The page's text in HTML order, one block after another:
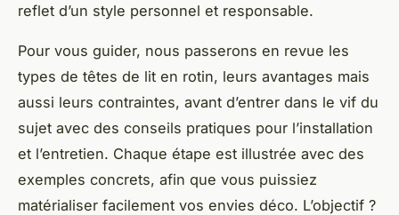
reflet d’un style personnel et responsable.
Pour vous guider, nous passerons en revue les
types de têtes de lit en rotin, leurs avantages mais
aussi leurs contraintes, avant d’entrer dans le vif du
sujet avec des conseils pratiques pour l’installation
et l’entretien. Chaque étape est illustrée avec des
exemples concrets, afin que vous puissiez
matérialiser facilement vos envies déco. L’objectif ?